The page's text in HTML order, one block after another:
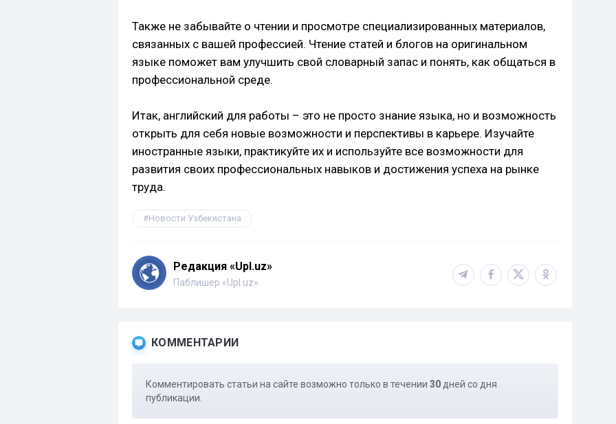
Также не забывайте о чтении и просмотре специализированных материалов,
связанных с вашей профессией. Чтение статей и блогов на оригинальном
языке поможет вам улучшить свой словарный запас и понять, как общаться в
профессиональной среде.
Итак, английский для работы – это не просто знание языка, но и возможность
открыть для себя новые возможности и перспективы в карьере. Изучайте
иностранные языки, практикуйте их и используйте все возможности для
развития своих профессиональных навыков и достижения успеха на рынке
труда.
Новости Узбекистана
Редакция «Upl.uz»
Паблишер «Upl.uz»
КОММЕНТАРИИ
Комментировать статьи на сайте возможно только в течении 30 дней со дня
публикации.